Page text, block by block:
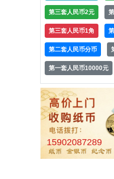
第三套人民币2元
第三套人民币1角
第二套人民币分币
第一套人民币10000元
15902087289